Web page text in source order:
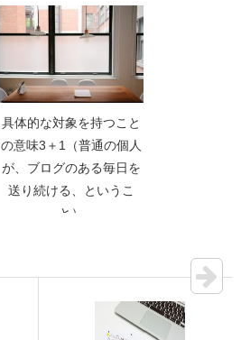
具体的な対象を持つこと
の意味3＋1（普通の個人
が、ブログのある毎日を
送り続ける、というこ
と）